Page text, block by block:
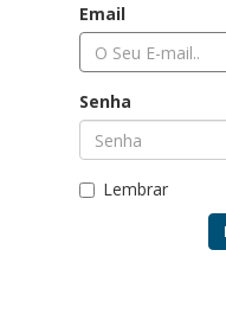
Email
Senha
Lembrar